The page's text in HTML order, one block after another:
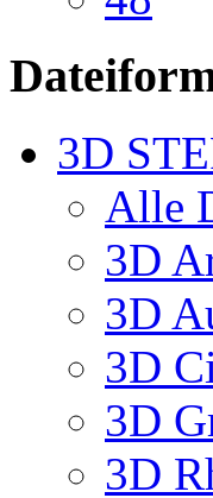
3D
Alle
3D
3D
3D
3D
3D